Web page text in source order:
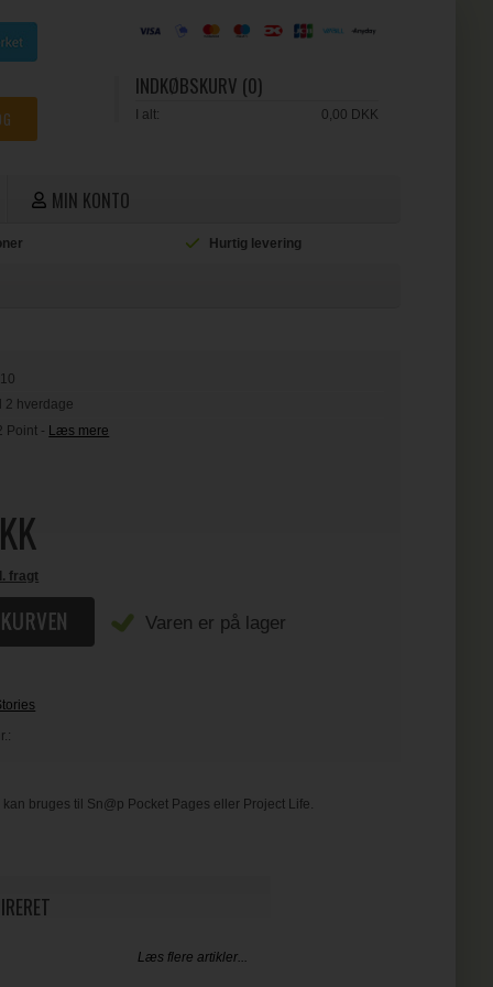
INDKØBSKURV (0)
I alt: 0,00 DKK
MIN KONTO
Hurtig levering
2 hverdage
Point - Læs mere
fragt
Varen er på lager
kan bruges til Sn@p Pocket Pages eller Project Life.
Læs flere artikler...